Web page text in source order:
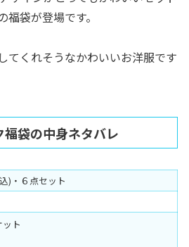
袋が登場です。
てくれそうなかわいいお洋服です
袋の中身ネタバレ
)・６点セット
ット